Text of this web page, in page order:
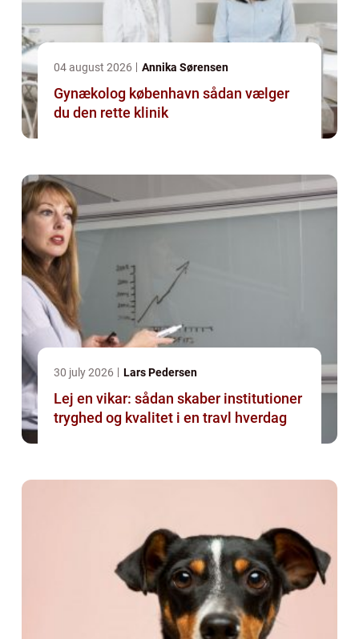
04 august 2026 Annika Sørensen
Gynækolog københavn sådan vælger
du den rette klinik
30 july 2026 Lars Pedersen
Lej en vikar: sådan skaber institutioner
tryghed og kvalitet i en travl hverdag